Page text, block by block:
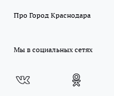
Про Город Краснодара
Мы в социальных сетях